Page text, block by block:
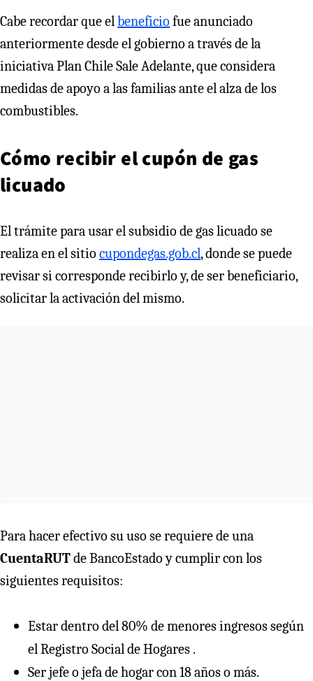
Cabe recordar que elbeneficio fue anunciado
anteriormente desde el gobierno a través de la
iniciativa Plan Chile Sale Adelante, que considera
medidas de apoyo a las familias ante el alza de los
combustibles.
Cómo recibir el cupón de gas
licuado
El trámite para usar el subsidio de gas licuado se
realiza en el sitio cupondegas.gob.cl, donde se puede
revisar si corresponde recibirlo y, de ser beneficiario,
solicitar la activación del mismo.
Para hacer efectivo su uso se requiere de una
CuentaRUTde BancoEstado y cumplir con los
siguientes requisitos:
Estar dentro del 80% de menores ingresos según
el Registro Social de Hogares .
Ser jefe o jefa de hogar con 18 años o más.